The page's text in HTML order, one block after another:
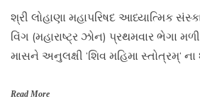
શ્રી લોહાણા મહાપરિષદ આધ્યાત્મિક
વિંગ (મહારાષ્ટ્ર ઝોન) પ્રથમવાર ભેગા
માસને અનુલક્ષી ‘શિવ મહિમા સ્તોત્રમ્‘
Read More